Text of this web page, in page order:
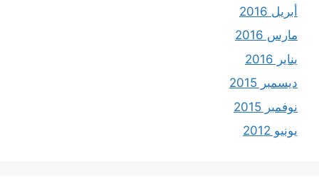
أبريل 2016
مارس 2016
يناير 2016
ديسمبر 2015
نوفمبر 2015
يونيو 2012